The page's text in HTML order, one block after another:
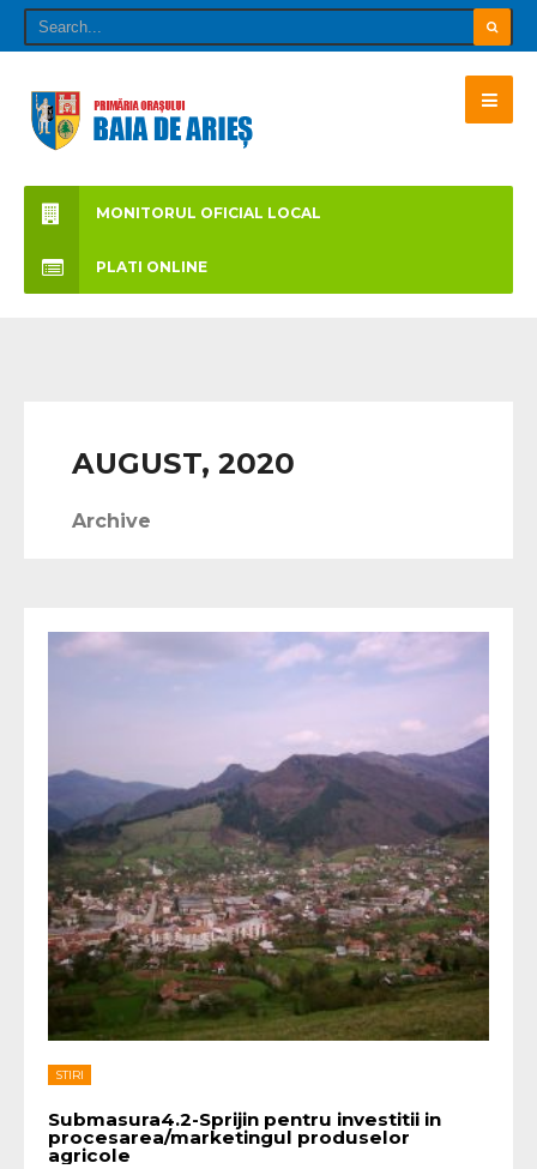
MONITORUL OFICIAL LOCAL
PLATI ONLINE
AUGUST, 2020
Archive
STIRI
Submasura4.2-Sprijin pentru investitii in
procesarea/marketingul produselor
agricole